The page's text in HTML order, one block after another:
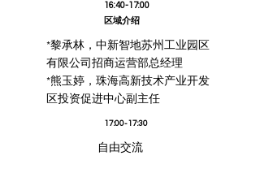
16:40-17:00
区域介绍
*黎承林，中新智地苏州工业园区
有限公司招商运营部总经理
*熊玉婷，珠海高新技术产业开发
区投资促进中心副主任
17:00-17:30
自由交流